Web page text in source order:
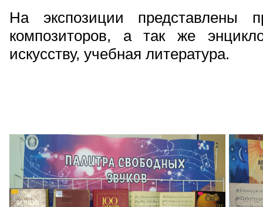
На экспозиции представлены
композиторов, а так же
искусству, учебная литература.